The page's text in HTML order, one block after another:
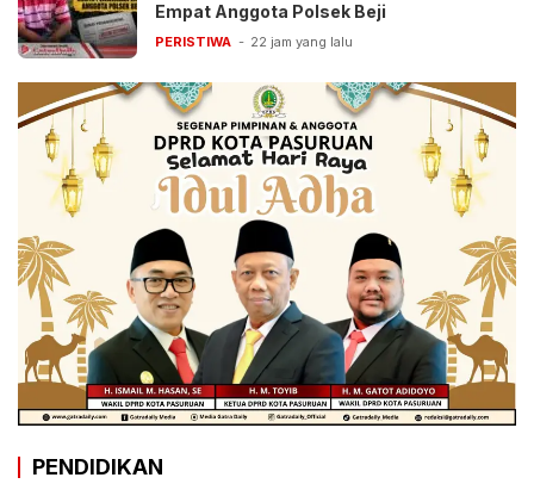
Empat Anggota Polsek Beji
PERISTIWA 22 jam yang lalu
PENDIDIKAN